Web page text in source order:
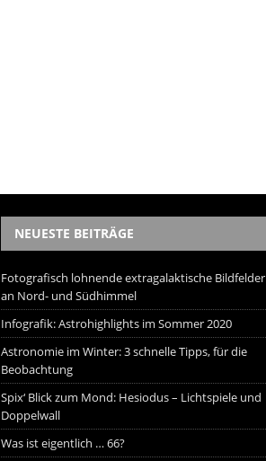
NEUESTE BEITRÄGE
Fotografisch lohnende extragalaktische Bildfelder
an Nord- und Südhimmel
Infografik: Astrohighlights im Sommer 2020
Astronomie im Winter: 3 schnelle Tipps, für die
Beobachtung
Spix‘ Blick zum Mond: Hesiodus – Lichtspiele und
Doppelwall
Was ist eigentlich … 66?